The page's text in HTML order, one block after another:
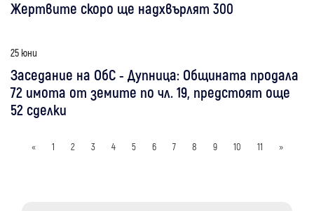
Жертвите скоро ще надхвърлят 300
25 юни
Заседание на ОбС - Дупница: Общината продала
72 имота от земите по чл. 19, предстоят още
52 сделки
« 1 2 3 4 5 6 7 8 9 10 11 »